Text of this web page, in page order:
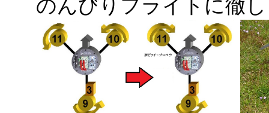
のんびりフライトに徹